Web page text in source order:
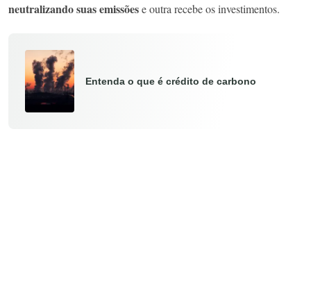
neutralizando suas emissõese outra recebe os investimentos.
Entenda o que é crédito de carbono